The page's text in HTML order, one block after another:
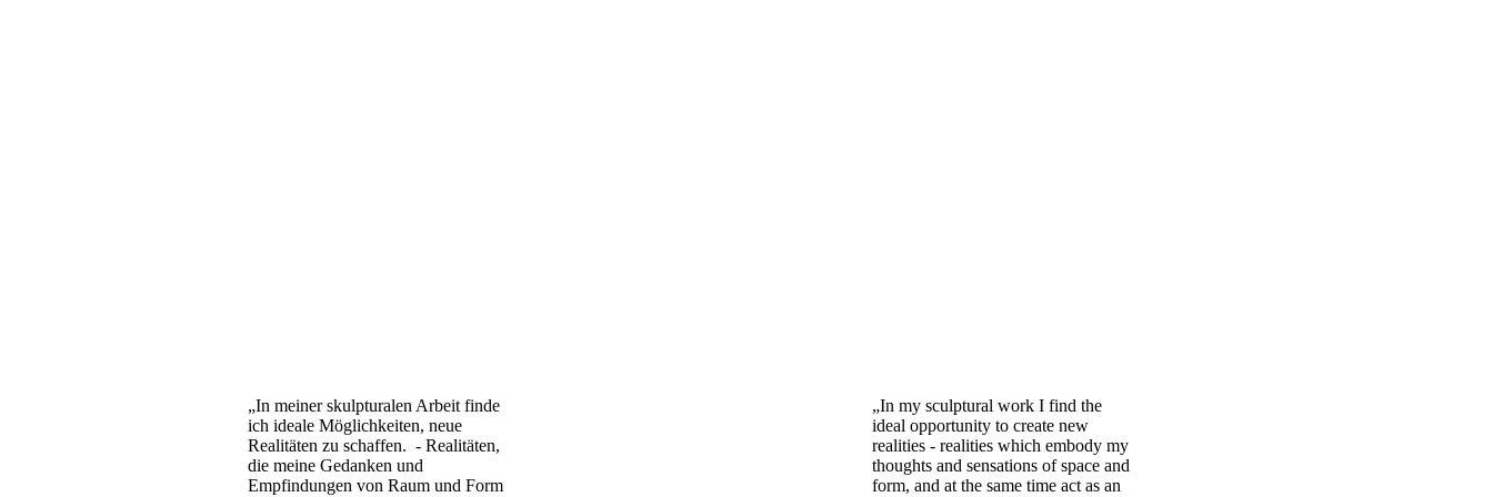
„In meiner skulpturalen Arbeit finde
ich ideale Möglichkeiten, neue
Realitäten zu schaffen. - Realitäten,
die meine Gedanken und
Empfindungen von Raum und Form
„In my sculptural work I find the
ideal opportunity to create new
realities - realities which embody my
thoughts and sensations of space and
form, and at the same time act as an